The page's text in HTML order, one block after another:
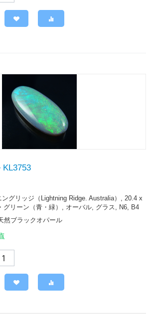
KL3753
ングリッジ（Lightning Ridge. Australia）, 20.4 x
グリーン（青・緑）, オーバル, グラス, N6, B4
然ブラックオパール